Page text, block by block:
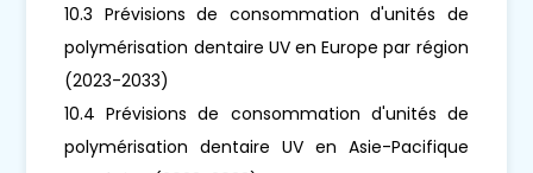
10.3 Prévisions de consommation d'unités de
polymérisation dentaire UV en Europe par région
(2023-2033)
10.4 Prévisions de consommation d'unités de
polymérisation dentaire UV en Asie-Pacifique